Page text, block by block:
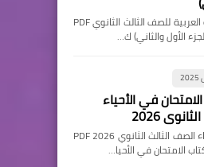
📘 تحميل كتاب الامتحان في اللغة العربية للصف الثالث الثانوي PDF
الأول والثاني) ك…
في الأحياء
2026
📘 تحميل كتاب الامتحان في الأحياء الصف الثالث الثانوي 2026 PDF
الامتحان في الأحيا…